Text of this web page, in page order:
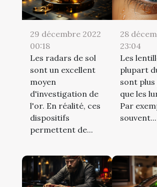
29 décembre 2022
00:18
Les radars de sol
sont un excellent
moyen
d'investigation de
l'or. En réalité, ces
dispositifs
permettent de...
28
23:04
Les
plupart
sont
que les
Par
souvent...